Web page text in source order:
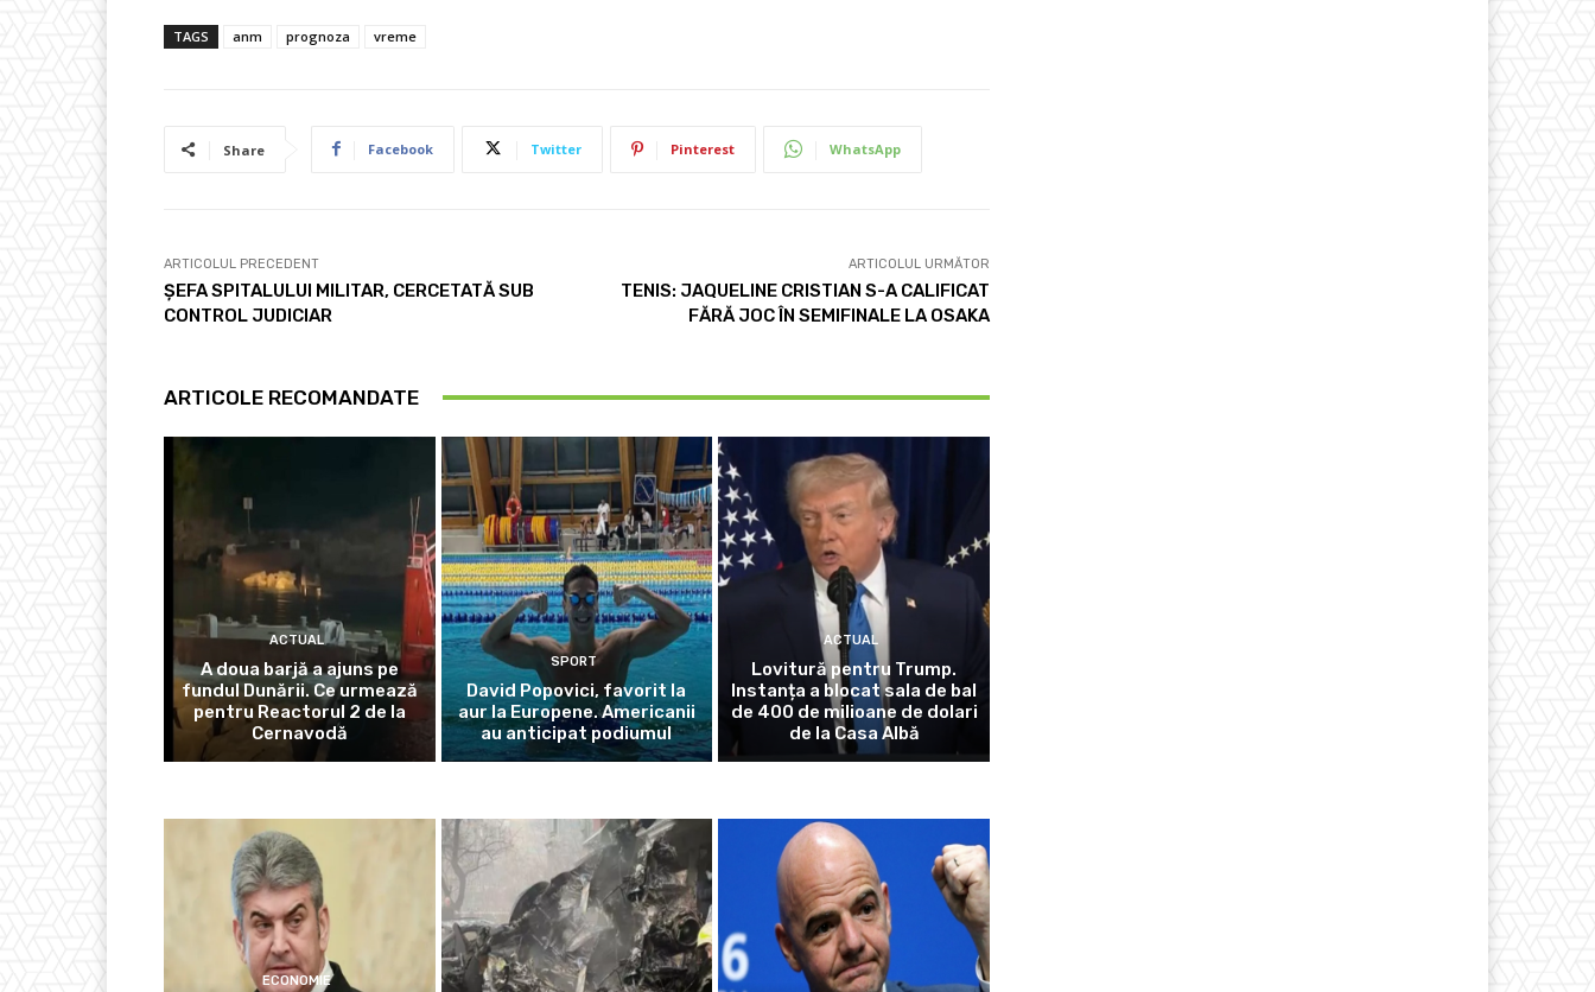
TAGS anm prognoza vreme
Share Facebook Twitter Pinterest WhatsApp
ARTICOLUL PRECEDENT
ȘEFA SPITALULUI MILITAR, CERCETATĂ SUB
CONTROL JUDICIAR
ARTICOLUL URMĂTOR
TENIS: JAQUELINE CRISTIAN S-A CALIFICAT
FĂRĂ JOC ÎN SEMIFINALE LA OSAKA
ARTICOLE RECOMANDATE
ACTUAL
A doua barjă a ajuns pe
fundul Dunării. Ce urmează
pentru Reactorul 2 de la
Cernavodă
SPORT
David Popovici, favorit la
aur la Europene. Americanii
au anticipat podiumul
ACTUAL
Lovitură pentru Trump.
Instanța a blocat sala de bal
de 400 de milioane de dolari
de la Casa Albă
ECONOMIE